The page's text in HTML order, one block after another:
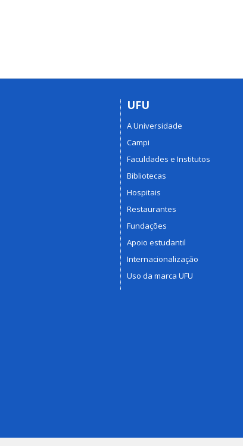
UFU
A Universidade
Campi
Faculdades e Institutos
Bibliotecas
Hospitais
Restaurantes
Fundações
Apoio estudantil
Internacionalização
Uso da marca UFU